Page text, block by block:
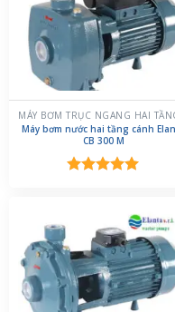
Máy bơm nước hai tầng cánh
CB 300 M